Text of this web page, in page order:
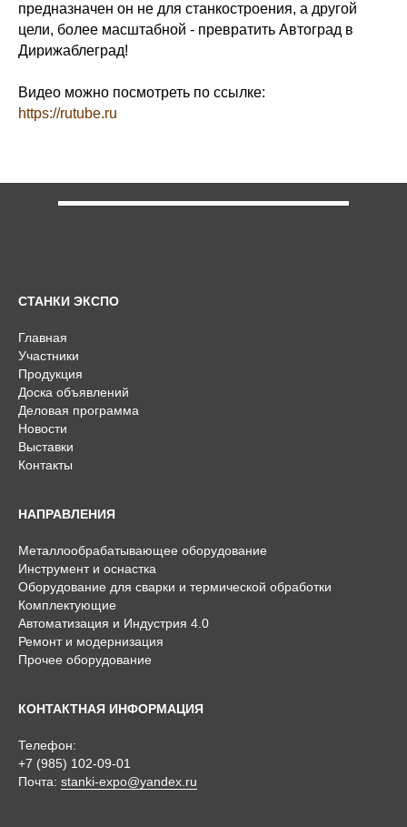
предназначен он не для станкостроения, а другой
цели, более масштабной - превратить Автоград в
Дирижаблеград!
Видео можно посмотреть по ссылке:
https://rutube.ru
СТАНКИ ЭКСПО
Главная
Участники
Продукция
Доска объявлений
Деловая программа
Новости
Выставки
Контакты
НАПРАВЛЕНИЯ
Металлообрабатывающее оборудование
Инструмент и оснастка
Оборудование для сварки и термической обработки
Комплектующие
Автоматизация и Индустрия 4.0
Ремонт и модернизация
Прочее оборудование
КОНТАКТНАЯ ИНФОРМАЦИЯ
Телефон:
+7 (985) 102-09-01
Почта: stanki-expo@yandex.ru